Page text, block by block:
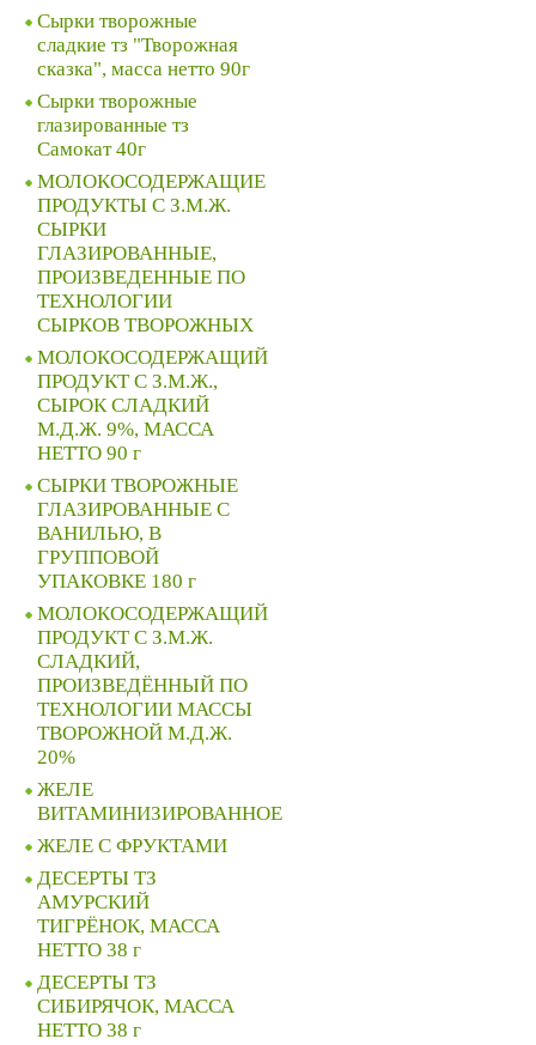
Сырки творожные
сладкие тз "Творожная
сказка", масса нетто 90г
Сырки творожные
глазированные тз
Самокат 40г
МОЛОКОСОДЕРЖАЩИЕ
ПРОДУКТЫ С З.М.Ж.
СЫРКИ
ГЛАЗИРОВАННЫЕ,
ПРОИЗВЕДЕННЫЕ ПО
ТЕХНОЛОГИИ
СЫРКОВ ТВОРОЖНЫХ
МОЛОКОСОДЕРЖАЩИЙ
ПРОДУКТ С З.М.Ж.,
СЫРОК СЛАДКИЙ
М.Д.Ж. 9%, МАССА
НЕТТО 90 г
СЫРКИ ТВОРОЖНЫЕ
ГЛАЗИРОВАННЫЕ С
ВАНИЛЬЮ, В
ГРУППОВОЙ
УПАКОВКЕ 180 г
МОЛОКОСОДЕРЖАЩИЙ
ПРОДУКТ С З.М.Ж.
СЛАДКИЙ,
ПРОИЗВЕДЁННЫЙ ПО
ТЕХНОЛОГИИ МАССЫ
ТВОРОЖНОЙ М.Д.Ж.
20%
ЖЕЛЕ
ВИТАМИНИЗИРОВАННОЕ
ЖЕЛЕ C ФРУКТАМИ
ДЕСЕРТЫ ТЗ
АМУРСКИЙ
ТИГРЁНОК, МАССА
НЕТТО 38 г
ДЕСЕРТЫ ТЗ
СИБИРЯЧОК, МАССА
НЕТТО 38 г